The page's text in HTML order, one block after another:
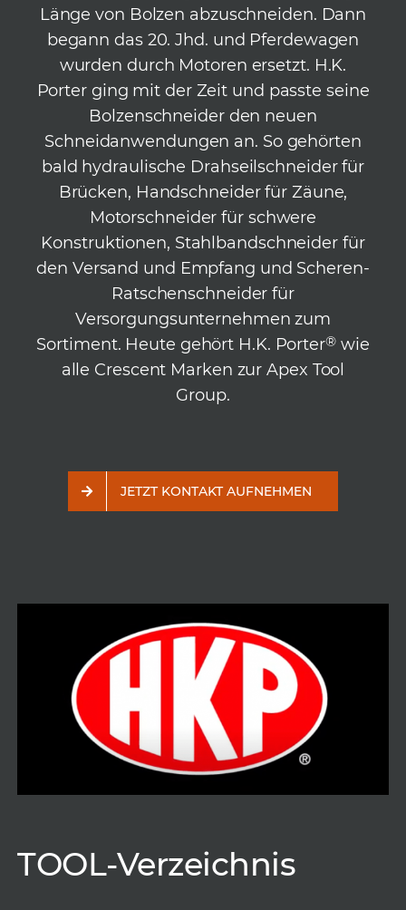
Länge von Bolzen abzuschneiden. Dann
begann das 20. Jhd. und Pferdewagen
wurden durch Motoren ersetzt. H.K.
Porter ging mit der Zeit und passte seine
Bolzenschneider den neuen
Schneidanwendungen an. So gehörten
bald hydraulische Drahseilschneider für
Brücken, Handschneider für Zäune,
Motorschneider für schwere
Konstruktionen, Stahlbandschneider für
den Versand und Empfang und Scheren-
Ratschenschneider für
Versorgungsunternehmen zum
Sortiment. Heute gehört H.K. Porter®wie
alle Crescent Marken zur Apex Tool
Group.
JETZT KONTAKT AUFNEHMEN
TOOL-Verzeichnis